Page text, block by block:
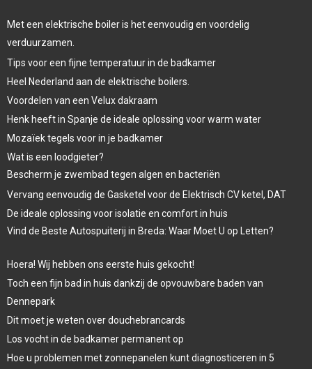
Met een elektrische boiler is het eenvoudig en voordelig
verduurzamen.
Tips voor een fijne temperatuur in de badkamer
Heel Nederland aan de elektrische boilers.
Voordelen van een Velux dakraam
Henk heeft in Spanje de ideale oplossing voor warm water
Mozaïek tegels voor in je badkamer
Wat is een loodgieter?
Bescherm je zwembad tegen algen en bacteriën
Vervang eenvoudig de Gasketel voor de Elektrisch CV ketel, DAT
De ideale oplossing voor isolatie en comfort in huis
Vind de Beste Autospuiterij in Breda: Waar Moet U op Letten?
Hoera! Wij hebben ons eerste huis gekocht!
Toch een fijn bad in huis dankzij de opvouwbare baden van
Dennepark
Dit moet je weten over douchebrancards
Los vocht in de badkamer permanent op
Hoe u problemen met zonnepanelen kunt diagnosticeren in 5